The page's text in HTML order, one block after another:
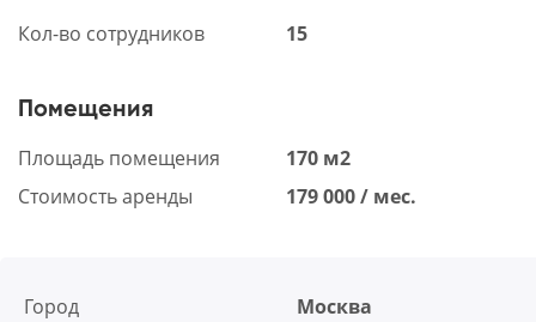
Кол-во сотрудников 15
Помещения
Площадь помещения
170 м2
Стоимость аренды
179 000 / мес.
Город
Москва